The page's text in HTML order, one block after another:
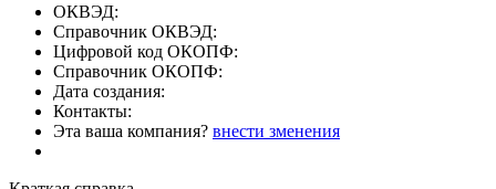
ОКВЭД:
Справочник ОКВЭД:
Цифровой код ОКОПФ:
Справочник ОКОПФ:
Дата создания:
Контакты:
Эта ваша компания? внести зменения